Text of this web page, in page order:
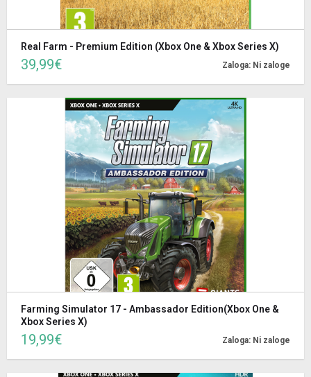
Real Farm - Premium Edition (Xbox One & Xbox Series X)
39,99€ Zaloga: Ni zaloge
Farming Simulator 17 - Ambassador Edition(Xbox One &
Xbox Series X)
19,99€ Zaloga: Ni zaloge